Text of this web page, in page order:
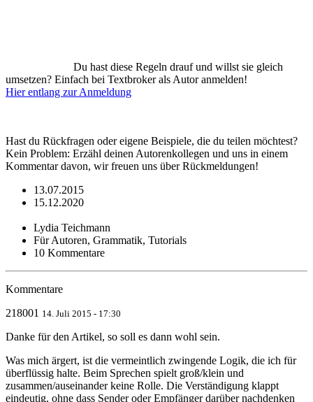
Du hast diese Regeln drauf und willst sie gleich
umsetzen? Einfach bei Textbroker als Autor anmelden!
Hier entlang zur Anmeldung
Hast du Rückfragen oder eigene Beispiele, die du teilen möchtest?
Kein Problem: Erzähl deinen Autorenkollegen und uns in einem
Kommentar davon, wir freuen uns über Rückmeldungen!
13.07.2015
15.12.2020
Lydia Teichmann
Für Autoren, Grammatik, Tutorials
10 Kommentare
Kommentare
218001 14. Juli 2015 - 17:30
Danke für den Artikel, so soll es dann wohl sein.
Was mich ärgert, ist die vermeintlich zwingende Logik, die ich für
überflüssig halte. Beim Sprechen spielt groß/klein und
zusammen/auseinander keine Rolle. Die Verständigung klappt
eindeutig, ohne dass Sender oder Empfänger darüber nachdenken